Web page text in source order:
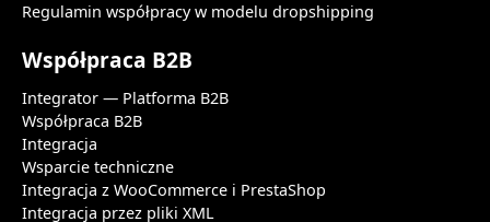
Regulamin współpracy w modelu dropshipping
Współpraca B2B
Integrator — Platforma B2B
Współpraca B2B
Integracja
Wsparcie techniczne
Integracja z WooCommerce i PrestaShop
Integracja przez pliki XML